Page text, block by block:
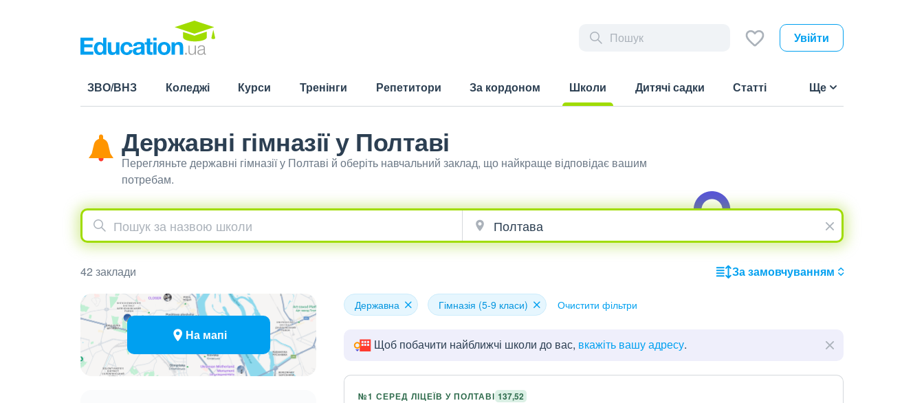
Увійти
ЗВО/ВНЗ Коледжі Курси Тренінги Репетитори За кордоном
Школи
Дитячі садки Статті Ще
Державні гімназії у Полтаві
Перегляньте державні гімназії у Полтаві й оберіть навчальний заклад, що найкраще відповідає вашим
потребам.
42 заклади За замовчуванням
На мапі
Державна Гімназія (5-9 класи) Очистити фільтри
Щоб побачити найближчі школи до вас, вкажіть вашу адресу.
№1 СЕРЕД ЛІЦЕЇВ У ПОЛТАВІ 137,52